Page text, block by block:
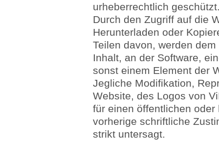
urheberrechtlich
Durch den Zugriff auf die
Herunterladen oder
Teilen davon, werden
Inhalt, an der Software,
sonst einem Element der
Jegliche Modifikation,
Website, des Logos von
für einen öffentlichen
vorherige schriftliche
strikt untersagt.